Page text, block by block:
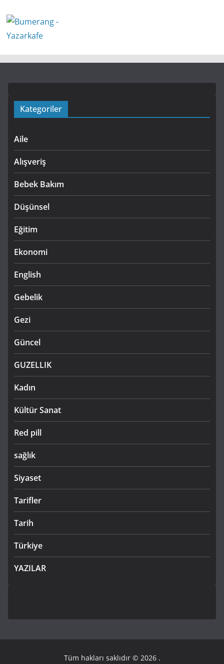
Kategoriler
Aile
Alışveriş
Bebek Bakım
Düşünsel
Eğitim
Ekonomi
English
Gebelik
Gezi
Güncel
GUZELLIK
Kadın
Kültür Sanat
Red pill
sağlık
Siyaset
Tarifler
Tarih
Türkiye
YAZILAR
Tüm hakları saklıdır © 2026 .